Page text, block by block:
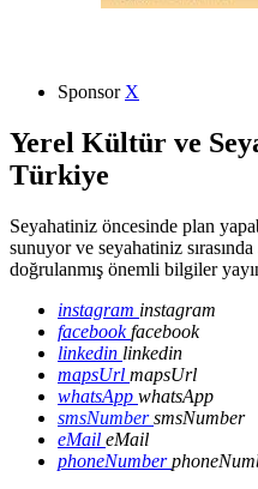
Sponsor X
Yerel Kültür ve
Türkiye
Seyahatiniz öncesinde plan
sunuyor ve seyahatiniz
doğrulanmış önemli bilgiler
instagram instagram
facebookfacebook
linkedin linkedin
mapsUrl mapsUrl
whatsApp whatsApp
smsNumbersmsNumber
eMail eMail
phoneNumber